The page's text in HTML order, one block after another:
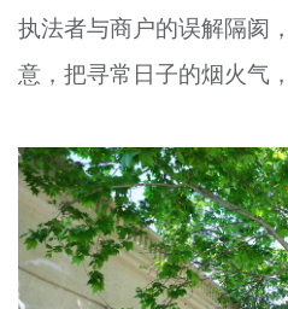
文明评论
北京宣传文化引导基金
宣传思想文化人才
专题
资料库
执法者与商户的误解隔阂
意，把寻常日子的烟火气